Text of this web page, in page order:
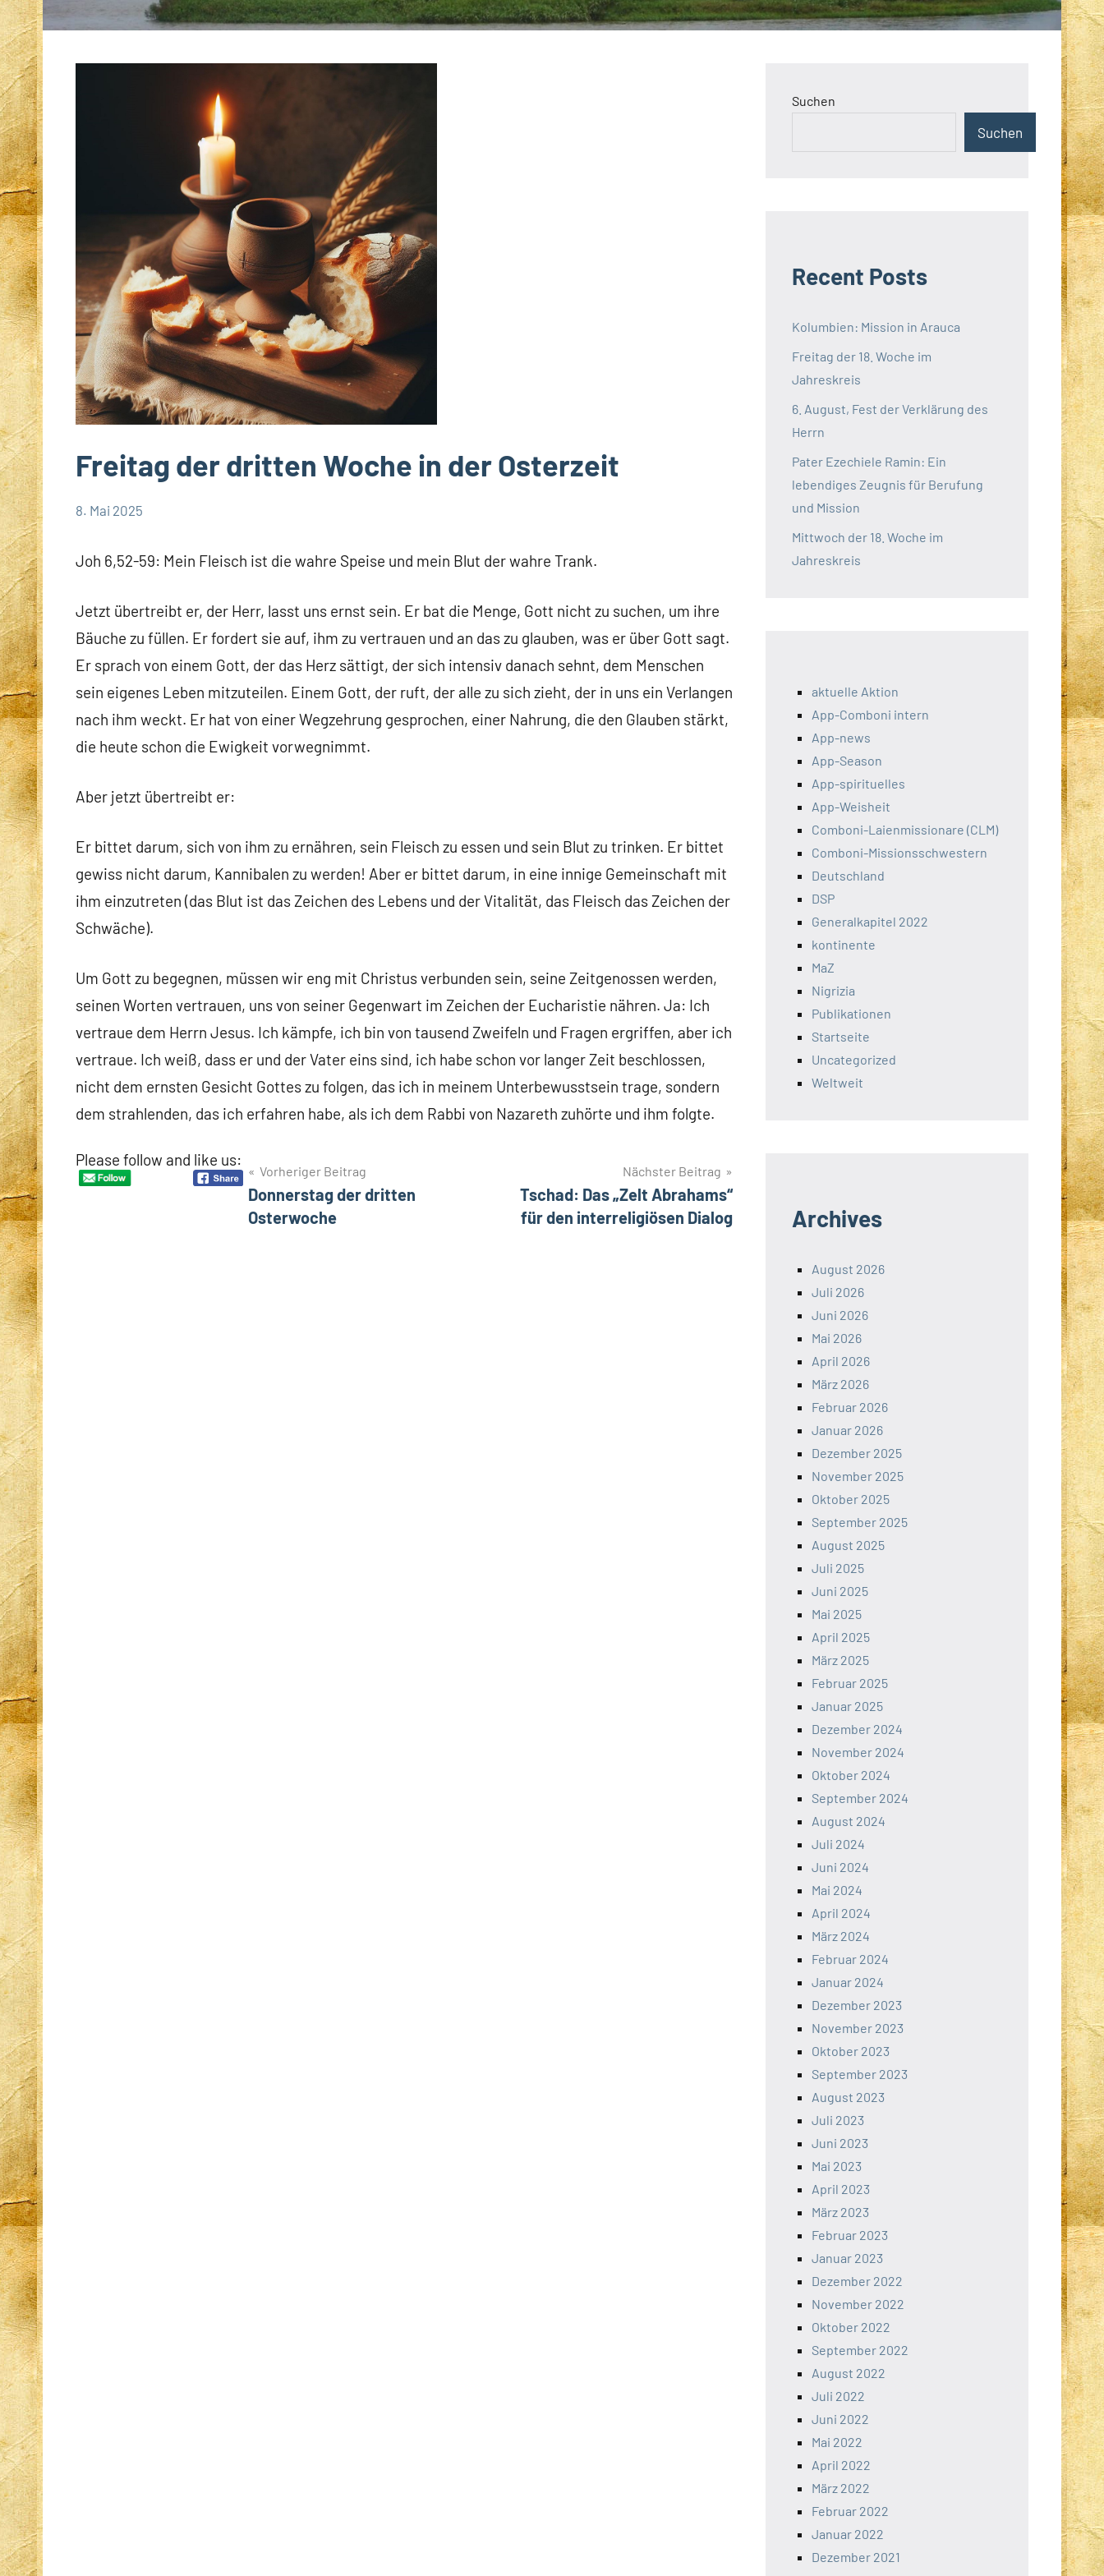
Freitag der dritten Woche in der Osterzeit
8. Mai 2025
Joh 6,52-59: Mein Fleisch ist die wahre Speise und mein Blut der wahre Trank.
Jetzt übertreibt er, der Herr, lasst uns ernst sein. Er bat die Menge, Gott nicht zu suchen, um ihre
Bäuche zu füllen. Er fordert sie auf, ihm zu vertrauen und an das zu glauben, was er über Gott sagt.
Er sprach von einem Gott, der das Herz sättigt, der sich intensiv danach sehnt, dem Menschen
sein eigenes Leben mitzuteilen. Einem Gott, der ruft, der alle zu sich zieht, der in uns ein Verlangen
nach ihm weckt. Er hat von einer Wegzehrung gesprochen, einer Nahrung, die den Glauben stärkt,
die heute schon die Ewigkeit vorwegnimmt.
Aber jetzt übertreibt er:
Er bittet darum, sich von ihm zu ernähren, sein Fleisch zu essen und sein Blut zu trinken. Er bittet
gewiss nicht darum, Kannibalen zu werden! Aber er bittet darum, in eine innige Gemeinschaft mit
ihm einzutreten (das Blut ist das Zeichen des Lebens und der Vitalität, das Fleisch das Zeichen der
Schwäche).
Um Gott zu begegnen, müssen wir eng mit Christus verbunden sein, seine Zeitgenossen werden,
seinen Worten vertrauen, uns von seiner Gegenwart im Zeichen der Eucharistie nähren. Ja: Ich
vertraue dem Herrn Jesus. Ich kämpfe, ich bin von tausend Zweifeln und Fragen ergriffen, aber ich
vertraue. Ich weiß, dass er und der Vater eins sind, ich habe schon vor langer Zeit beschlossen,
nicht dem ernsten Gesicht Gottes zu folgen, das ich in meinem Unterbewusstsein trage, sondern
dem strahlenden, das ich erfahren habe, als ich dem Rabbi von Nazareth zuhörte und ihm folgte.
Please follow and like us:
BeitragsnavigationVorheriger Beitrag
Donnerstag der dritten
Osterwoche
Nächster Beitrag
Tschad: Das „Zelt Abrahams“
für den interreligiösen Dialog
Suchen
Suchen
Recent Posts
Kolumbien: Mission in Arauca
Freitag der 18. Woche im
Jahreskreis
6. August, Fest der Verklärung des
Herrn
Pater Ezechiele Ramin: Ein
lebendiges Zeugnis für Berufung
und Mission
Mittwoch der 18. Woche im
Jahreskreis
aktuelle Aktion
App-Comboni intern
App-news
App-Season
App-spirituelles
App-Weisheit
Comboni-Laienmissionare (CLM)
Comboni-Missionsschwestern
Deutschland
DSP
Generalkapitel 2022
kontinente
MaZ
Nigrizia
Publikationen
Startseite
Uncategorized
Weltweit
Archives
August 2026
Juli 2026
Juni 2026
Mai 2026
April 2026
März 2026
Februar 2026
Januar 2026
Dezember 2025
November 2025
Oktober 2025
September 2025
August 2025
Juli 2025
Juni 2025
Mai 2025
April 2025
März 2025
Februar 2025
Januar 2025
Dezember 2024
November 2024
Oktober 2024
September 2024
August 2024
Juli 2024
Juni 2024
Mai 2024
April 2024
März 2024
Februar 2024
Januar 2024
Dezember 2023
November 2023
Oktober 2023
September 2023
August 2023
Juli 2023
Juni 2023
Mai 2023
April 2023
März 2023
Februar 2023
Januar 2023
Dezember 2022
November 2022
Oktober 2022
September 2022
August 2022
Juli 2022
Juni 2022
Mai 2022
April 2022
März 2022
Februar 2022
Januar 2022
Dezember 2021